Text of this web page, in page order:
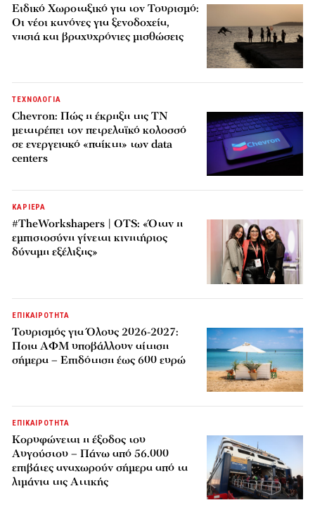
Ειδικό Χωροταξικό για τον Τουρισμό:
Οι νέοι κανόνες για ξενοδοχεία,
νησιά και βραχυχρόνιες μισθώσεις
ΤΕΧΝΟΛΟΓΙΑ
Chevron: Πώς η έκρηξη της ΤΝ
μετατρέπει τον πετρελαϊκό κολοσσό
σε ενεργειακό «παίκτη» των data
centers
ΚΑΡΙΕΡΑ
#TheWorkshapers | OTS: «Όταν η
εμπιστοσύνη γίνεται κινητήριος
δύναμη εξέλιξης»
ΕΠΙΚΑΙΡΟΤΗΤΑ
Τουρισμός για Όλους 2026-2027:
Ποια ΑΦΜ υποβάλλουν αίτηση
σήμερα – Επιδότηση έως 600 ευρώ
ΕΠΙΚΑΙΡΟΤΗΤΑ
Κορυφώνεται η έξοδος του
Αυγούστου – Πάνω από 56.000
επιβάτες αναχωρούν σήμερα από τα
λιμάνια της Αττικής